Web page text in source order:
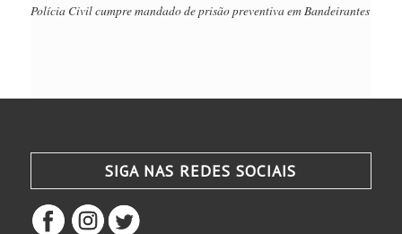
Polícia Civil cumpre mandado de prisão preventiva em Bandeirantes
SIGA NAS REDES SOCIAIS